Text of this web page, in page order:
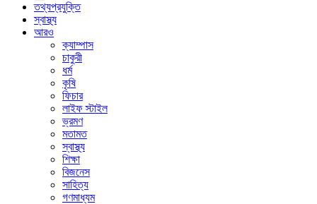
তথ্যপ্রযুক্তি
স্বাস্থ্য
আরও
ক্যাম্পাস
চাকুরী
ধর্ম
কৃষি
ফিচার
লাইফ স্টাইল
ভ্রমণ
মতামত
স্বাস্থ্য
শিক্ষা
বিজনেস
সাহিত্য
গণমাধ্যম